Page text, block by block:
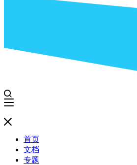
首页
文档
专题